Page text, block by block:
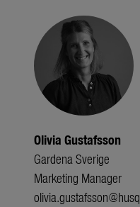
Olivia Gustafsson
Gardena Sverige
Marketing Manager